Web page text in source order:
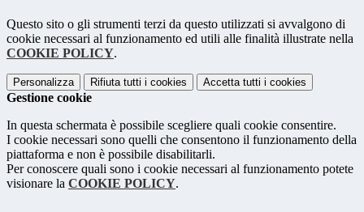
Questo sito o gli strumenti terzi da questo utilizzati si avvalgono di
cookie necessari al funzionamento ed utili alle finalità illustrate nella
COOKIE POLICY.
Personalizza Rifiuta tutti i cookies Accetta tutti i cookies
Gestione cookie
In questa schermata è possibile scegliere quali cookie consentire.
I cookie necessari sono quelli che consentono il funzionamento della
piattaforma e non è possibile disabilitarli.
Per conoscere quali sono i cookie necessari al funzionamento potete
visionare la COOKIE POLICY.